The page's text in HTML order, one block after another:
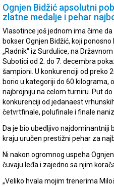
Ognjen Bidžić apsolutni
zlatne medalje i pehar
Vlasotince još jednom ima čime da
bokser Ognjen Bidžić, koji
„Radnik“ iz Surdulice, na
Subotici od 2. do 7. decembra
šampioni. U konkurenciji od preko
borio u kategoriji do 60 kilograma,
najbrojniju na celom turniru. Put
konkurenciji od jedanaest
četvrtfinale, polufinale i finale
Da je bio ubedljivo najdominantniji
kraju uručen prestižni pehar za
Ni nakon ogromnog uspeha
čuvaju leđa i zajedno sa njim
„Veliko hvala mojim trenerima